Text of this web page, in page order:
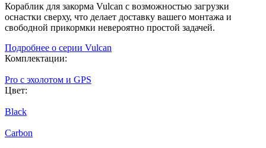
Кораблик для закорма Vulcan с возможностью загрузки
оснастки сверху, что делает доставку вашего монтажа и
свободной прикормки невероятно простой задачей.
Подробнее о серии Vulcan
Комплектации:
Pro с эхолотом и GPS
Цвет:
Black
Carbon